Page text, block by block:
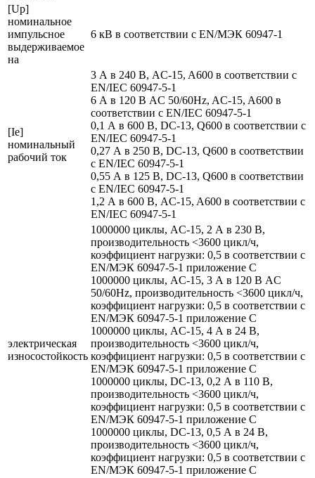
[Up]
номинальное
импульсное
выдерживаемое
на
6 кВ в соответствии с EN/МЭК 60947-1
[Ie]
номинальный
рабочий ток
3 А в 240 В, AC-15, A600 в соответствии с
EN/IEC 60947-5-1
6 А в 120 В AC 50/60Hz, AC-15, A600 в
соответствии с EN/IEC 60947-5-1
0,1 А в 600 В, DC-13, Q600 в соответствии с
EN/IEC 60947-5-1
0,27 А в 250 В, DC-13, Q600 в соответствии
с EN/IEC 60947-5-1
0,55 А в 125 В, DC-13, Q600 в соответствии
с EN/IEC 60947-5-1
1,2 А в 600 В, AC-15, A600 в соответствии с
EN/IEC 60947-5-1
электрическая
износостойкость
1000000 циклы, AC-15, 2 А в 230 В,
производительность <3600 цикл/ч,
коэффициент нагрузки: 0,5 в соответствии с
EN/МЭК 60947-5-1 приложение С
1000000 циклы, AC-15, 3 А в 120 В AC
50/60Hz, производительность <3600 цикл/ч,
коэффициент нагрузки: 0,5 в соответствии с
EN/МЭК 60947-5-1 приложение С
1000000 циклы, AC-15, 4 А в 24 В,
производительность <3600 цикл/ч,
коэффициент нагрузки: 0,5 в соответствии с
EN/МЭК 60947-5-1 приложение С
1000000 циклы, DC-13, 0,2 А в 110 В,
производительность <3600 цикл/ч,
коэффициент нагрузки: 0,5 в соответствии с
EN/МЭК 60947-5-1 приложение С
1000000 циклы, DC-13, 0,5 А в 24 В,
производительность <3600 цикл/ч,
коэффициент нагрузки: 0,5 в соответствии с
EN/МЭК 60947-5-1 приложение С